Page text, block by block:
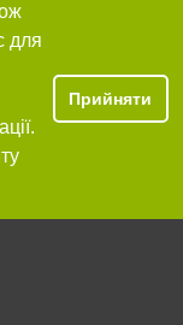
для
Прийняти